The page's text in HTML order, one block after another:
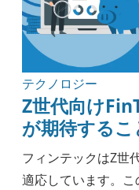
テクノロジー
Z世代向け
が期待するこ
フィンテックはZ世
適応しています。